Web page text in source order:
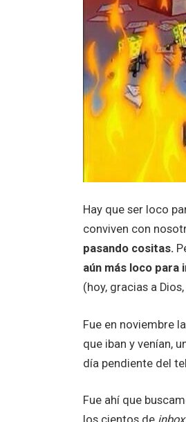
Hay que ser loco
conviven con
pasando cositas.
aún más loco para
(hoy, gracias a
Fue en noviembre
que iban y venían,
día pendiente del
Fue ahí que